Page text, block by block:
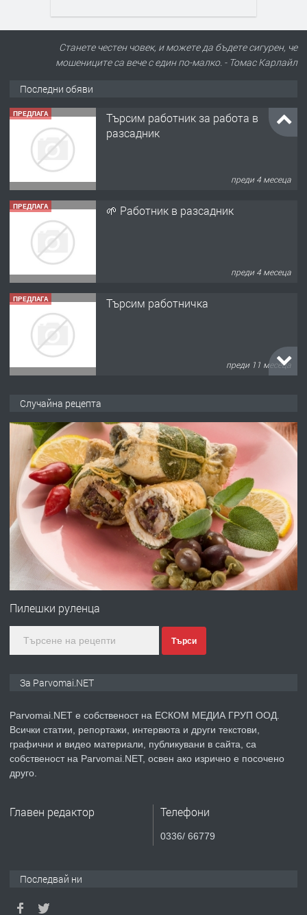
Станете честен човек, и можете да бъдете сигурен, че
мошениците са вече с един по-малко. - Томас Карлайл
Последни обяви
ПРЕДЛАГА 🌱 Работник в разсадник
преди 4 месеца
ПРЕДЛАГА Търсим работничка
преди 11 месеца
ПРЕДЛАГА
Продава употребявани чисти и
преди 1 година
преди 1 година
ПРЕДЛАГА
Първи поход "По стъпките на Ангел
Войвода"
преди 1 година
Монтажник на малки детайли за
преди 1 година
ПРЕДЛАГА
Продавам апартамент - гр.
Случайна рецепта
Пилешки руленца
Търси
За Parvomai.NET
Parvomai.NET е собственост на ЕСКОМ МЕДИА ГРУП ООД.
Всички статии, репортажи, интервюта и други текстови,
графични и видео материали, публикувани в сайта, са
собственост на Parvomai.NET, освен ако изрично е посочено
друго.
Главен редактор Телефони
0336/ 66779
Последвай ни